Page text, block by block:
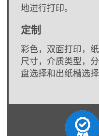
地进行打印。
定制
彩色，双面打印，
尺寸，介质类型，
盘选择和出纸槽选择